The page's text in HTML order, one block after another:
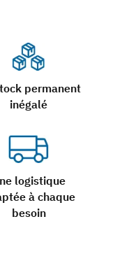
permanent
inégalé
logistique
à chaque
besoin